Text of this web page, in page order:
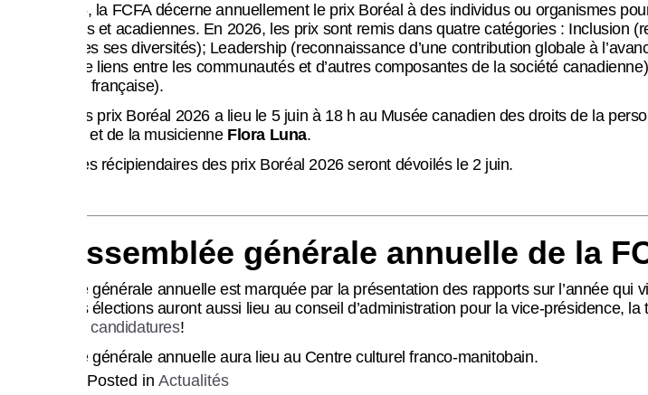
Depuis 1995, la FCFA décerne annuellement le prix Boréal à des individus ou organismes
francophones et acadiennes. En 2026, les prix sont remis dans quatre catégories : Inclusion
forte de toutes ses diversités); Leadership (reconnaissance d’une contribution globale à
la création de liens entre les communautés et d’autres composantes de la société
d’expression française).
La soirée des prix Boréal 2026 a lieu le 5 juin à 18 h au Musée canadien des droits de la
et de la musicienne Flora Luna.
Les noms des récipiendaires des prix Boréal 2026 seront dévoilés le 2 juin.
51e Assemblée générale annuelle de la
L’Assemblée générale annuelle est marquée par la présentation des rapports sur l’année
période. Des élections auront aussi lieu au conseil d’administration pour la vice-présidence,
consulter les candidatures!
L’Assemblée générale annuelle aura lieu au Centre culturel franco-manitobain.
Posted in Actualités